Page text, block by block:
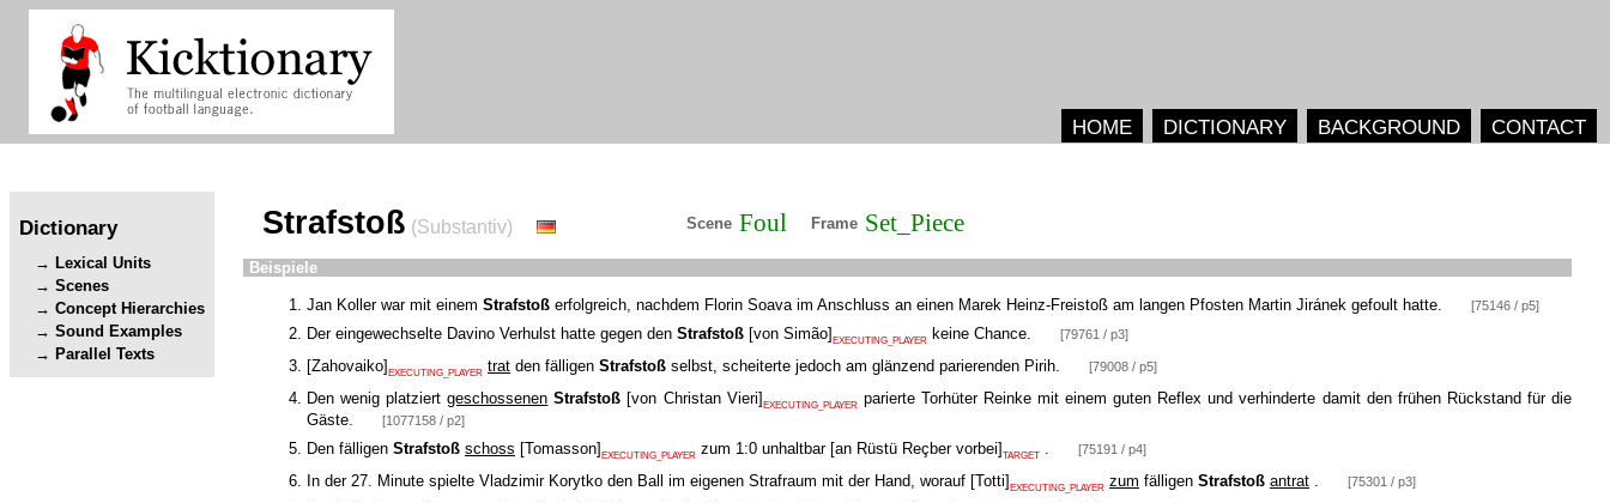
HOME DICTIONARY BACKGROUND CONTACT
Dictionary
Lexical Units
Scenes
Concept Hierarchies
Sound Examples
Parallel Texts
Strafstoß (Substantiv) Scene Foul Frame Set_Piece
Beispiele
Jan Koller war mit einem Strafstoß erfolgreich, nachdem Florin Soava im Anschluss an einen Marek Heinz-Freistoß am langen Pfosten Martin Jiránek gefoult hatte. [75146 / p5]
Der eingewechselte Davino Verhulst hatte gegen den Strafstoß [von Simão] EXECUTING_PLAYER keine Chance. [79761 / p3]
[Zahovaiko] EXECUTING_PLAYER trat den fälligen Strafstoß selbst, scheiterte jedoch am glänzend parierenden Pirih. [79008 / p5]
Den wenig platziertgeschossenen Strafstoß [von Christan Vieri] EXECUTING_PLAYERparierte Torhüter Reinke mit einem guten Reflex und verhinderte damit den frühen Rückstand für die
Gäste.
[1077158 / p2]
Den fälligen Strafstoß schoss [Tomasson] EXECUTING_PLAYER zum 1:0 unhaltbar [an Rüstü Reçber vorbei] TARGET . [75191 / p4]
In der 27. Minute spielte Vladzimir Korytko den Ball im eigenen Strafraum mit der Hand, worauf [Totti] EXECUTING_PLAYER zum fälligen Strafstoß antrat . [75301 / p3]